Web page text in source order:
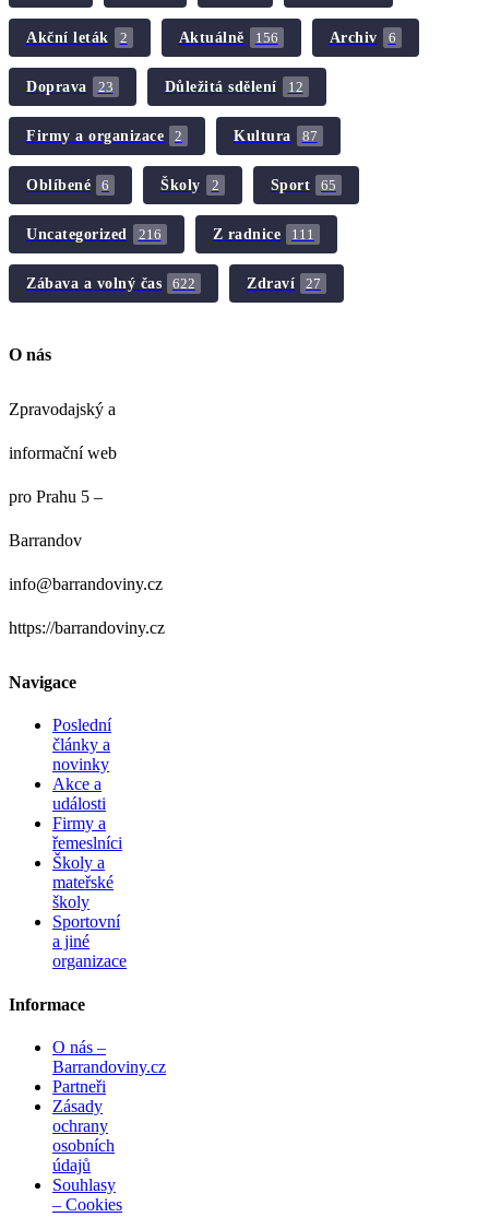
Akční leták 2 Aktuálně 156 Archiv 6
Doprava 23 Důležitá sdělení 12
Firmy a organizace 2 Kultura 87
Oblíbené 6 Školy 2 Sport 65
Uncategorized 216 Z radnice 111
Zábava a volný čas 622 Zdraví 27
O nás
Zpravodajský a
informační web
pro Prahu 5 –
Barrandov
info@barrandoviny.cz
https://barrandoviny.cz
Navigace
Poslední
články a
novinky
Akce a
události
Firmy a
řemeslníci
Školy a
mateřské
školy
Sportovní
a jiné
organizace
Informace
O nás –
Barrandoviny.cz
Partneři
Zásady
ochrany
osobních
údajů
Souhlasy
– Cookies